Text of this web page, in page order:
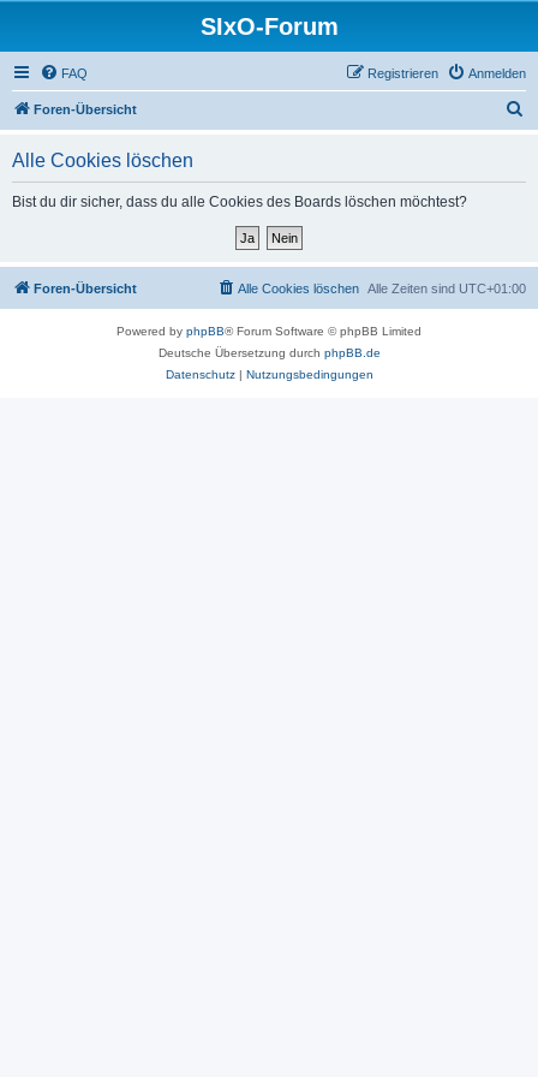
SIxO-Forum
FAQ Anmelden
Registrieren
Foren-Übersicht
Alle Cookies löschen
Bist du dir sicher, dass du alle Cookies des Boards löschen möchtest?
Foren-Übersicht Alle Zeiten sind UTC+01:00
Alle Cookies löschen
Powered by phpBB® Forum Software © phpBB Limited
Deutsche Übersetzung durch phpBB.de
Datenschutz| Nutzungsbedingungen